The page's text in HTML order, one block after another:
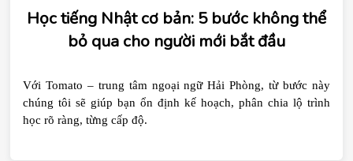
Học tiếng Nhật cơ bản: 5 bước không thể
bỏ qua cho người mới bắt đầu
Với Tomato – trung tâm ngoại ngữ Hải Phòng, từ bước này
chúng tôi sẽ giúp bạn ổn định kế hoạch, phân chia lộ trình
học rõ ràng, từng cấp độ.